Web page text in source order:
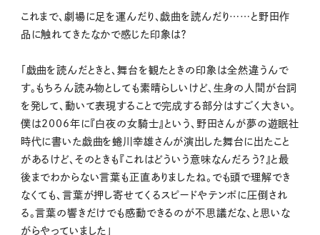
これまで、劇場に足を運んだり、戯曲を読んだり……と野田作
品に触れてきたなかで感じた印象は？
「戯曲を読んだときと、舞台を観たときの印象は全然違うんで
す。もちろん読み物としても素晴らしいけど、生身の人間が台詞
を発して、動いて表現することで完成する部分はすごく大きい。
僕は2006年に『白夜の女騎士』という、野田さんが夢の遊眠社
時代に書いた戯曲を蜷川幸雄さんが演出した舞台に出たこと
があるけど、そのときも『これはどういう意味なんだろう？』と最
後までわからない言葉も正直ありましたね。でも頭で理解でき
なくても、言葉が押し寄せてくるスピードやテンポに圧倒され
る。言葉の響きだけでも感動できるのが不思議だな、と思いな
がらやっていました」